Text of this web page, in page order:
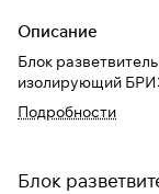
Описание
Блок
изолирующий
Подробности
Блок